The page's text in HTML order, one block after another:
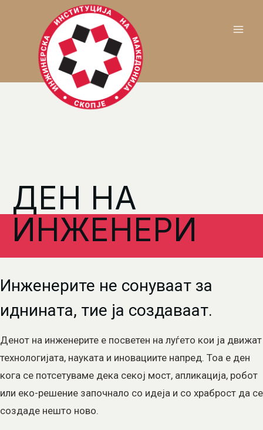
ДЕН НА
ИНЖЕНЕРИ
Инженерите не сонуваат за
иднината, тие ја создаваат.
Денот на инженерите е посветен на луѓето кои ја движат
технологијата, науката и иновациите напред. Тоа е ден
кога се потсетуваме дека секој мост, апликација, робот
или еко-решение започнало со идеја и со храброст да се
создаде нешто ново.